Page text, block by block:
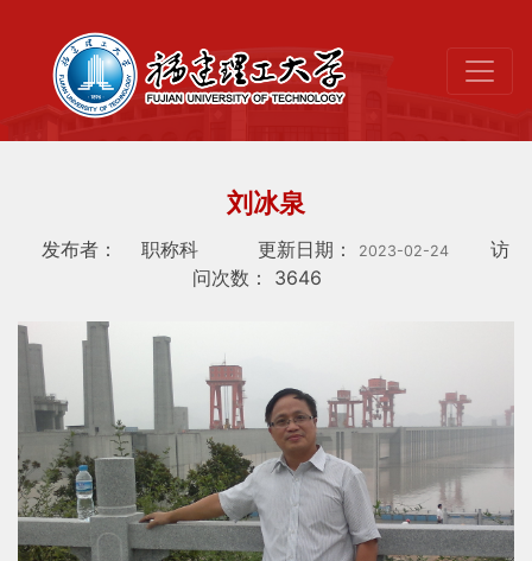
刘冰泉
发布者： 职称科 更新日期： 2023-02-24
访
问次数： 3646